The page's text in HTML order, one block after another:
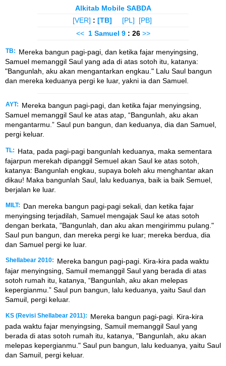
Alkitab Mobile SABDA
[VER] : [TB] [PL]
[PB]
<< 1 Samuel 9 : 26 >>
TB:
Mereka bangun pagi-pagi, dan ketika fajar menyingsing,
Samuel memanggil Saul yang ada di atas sotoh itu, katanya:
"Bangunlah, aku akan mengantarkan engkau." Lalu Saul bangun
dan mereka keduanya pergi ke luar, yakni ia dan Samuel.
AYT:
Mereka bangun pagi-pagi, dan ketika fajar menyingsing,
Samuel memanggil Saul ke atas atap, “Bangunlah, aku akan
mengantarmu.” Saul pun bangun, dan keduanya, dia dan Samuel,
pergi keluar.
TL:
Hata, pada pagi-pagi bangunlah keduanya, maka sementara
fajarpun merekah dipanggil Semuel akan Saul ke atas sotoh,
katanya: Bangunlah engkau, supaya boleh aku menghantar akan
dikau! Maka bangunlah Saul, lalu keduanya, baik ia baik Semuel,
berjalan ke luar.
MILT:
Dan mereka bangun pagi-pagi sekali, dan ketika fajar
menyingsing terjadilah, Samuel mengajak Saul ke atas sotoh
dengan berkata, "Bangunlah, dan aku akan mengirimmu pulang."
Saul pun bangun, dan mereka pergi ke luar; mereka berdua, dia
dan Samuel pergi ke luar.
Shellabear 2010:
Mereka bangun pagi-pagi. Kira-kira pada waktu
fajar menyingsing, Samuil memanggil Saul yang berada di atas
sotoh rumah itu, katanya, “Bangunlah, aku akan melepas
kepergianmu.” Saul pun bangun, lalu keduanya, yaitu Saul dan
Samuil, pergi keluar.
KS (Revisi Shellabear 2011):
Mereka bangun pagi-pagi. Kira-kira
pada waktu fajar menyingsing, Samuil memanggil Saul yang
berada di atas sotoh rumah itu, katanya, "Bangunlah, aku akan
melepas kepergianmu." Saul pun bangun, lalu keduanya, yaitu Saul
dan Samuil, pergi keluar.